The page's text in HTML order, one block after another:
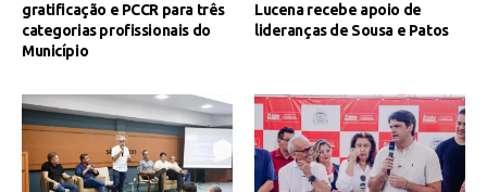
gratificação e PCCR para três
categorias profissionais do
Município
Lucena recebe apoio de
lideranças de Sousa e Patos